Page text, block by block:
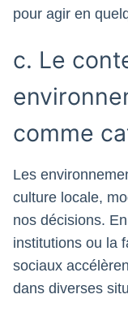
pour agir en
c. Le
comme
Les
culture locale,
nos décisions.
institutions ou la
sociaux
dans diverses